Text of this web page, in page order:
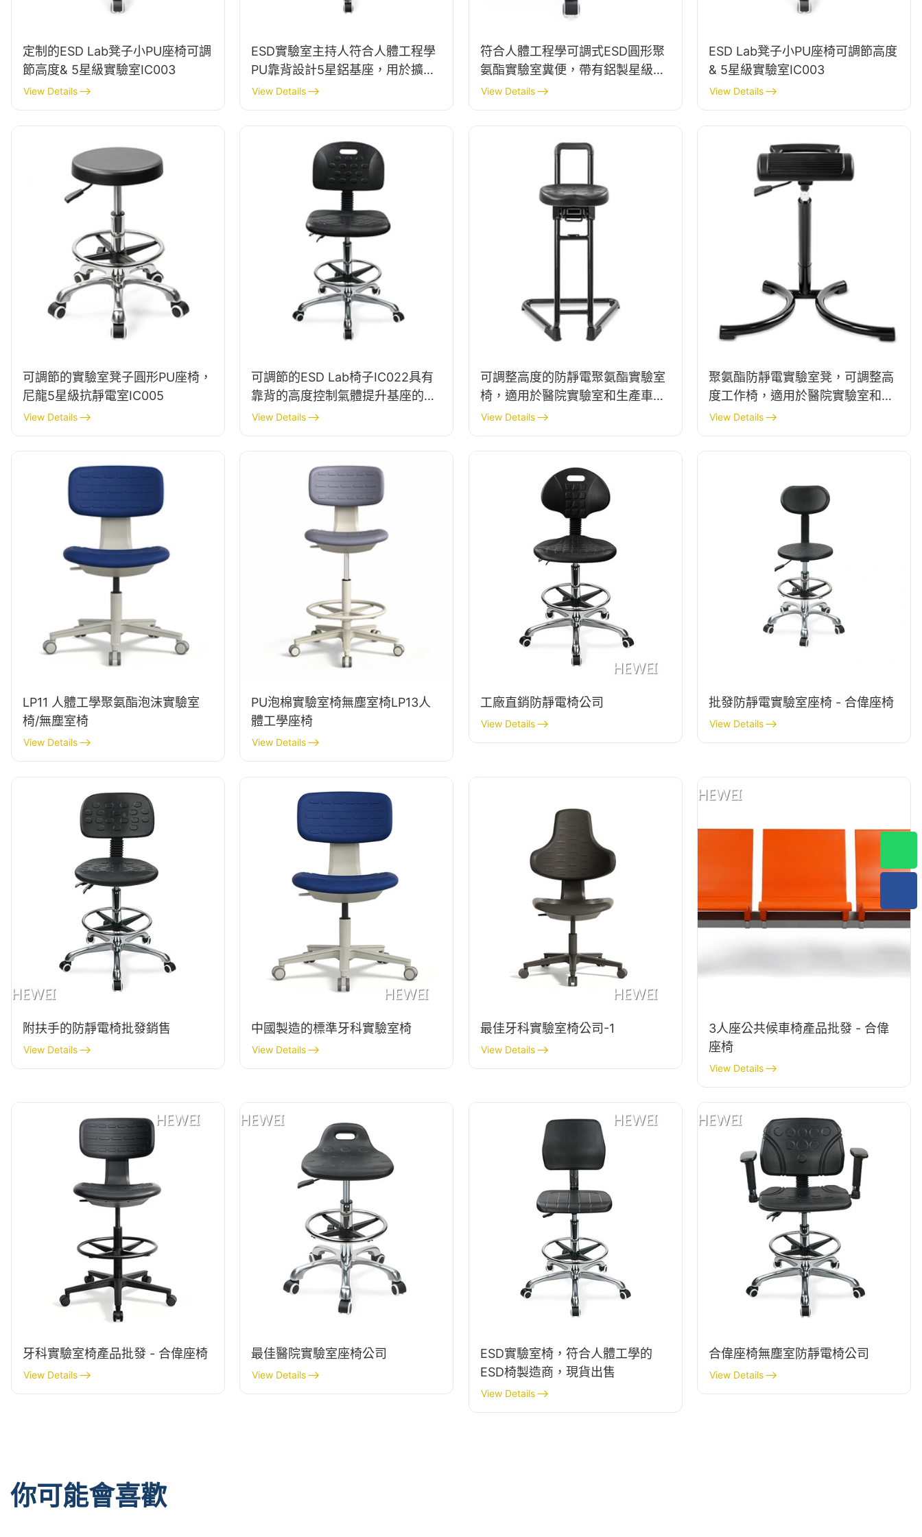
定制的ESD Lab凳子小PU座椅可調
節高度& 5星級實驗室IC003
View Details
ESD實驗室主持人符合人體工程學
PU靠背設計5星鋁基座，用於擴展
實驗室工作
View Details
符合人體工程學可調式ESD圓形聚
氨酯實驗室糞便，帶有鋁製星級
IC002
View Details
ESD Lab凳子小PU座椅可調節高度
& 5星級實驗室IC003
View Details
可調節的實驗室凳子圓形PU座椅，
尼龍5星級抗靜電室IC005
View Details
可調節的ESD Lab椅子IC022具有
靠背的高度控制氣體提升基座的靜
態敏感環境的選項
View Details
可調整高度的防靜電聚氨酯實驗室
椅，適用於醫院實驗室和生產車間
IC178
View Details
聚氨酯防靜電實驗室凳，可調整高
度工作椅，適用於醫院實驗室和生
產車間 IC179
View Details
LP11 人體工學聚氨酯泡沫實驗室
椅/無塵室椅
View Details
PU泡棉實驗室椅無塵室椅LP13人
體工學座椅
View Details
工廠直銷防靜電椅公司
View Details
批發防靜電實驗室座椅 - 合偉座椅
View Details
附扶手的防靜電椅批發銷售
View Details
中國製造的標準牙科實驗室椅
View Details
最佳牙科實驗室椅公司-1
View Details
3人座公共候車椅產品批發 - 合偉
座椅
View Details
牙科實驗室椅產品批發 - 合偉座椅
View Details
最佳醫院實驗室座椅公司
View Details
ESD實驗室椅，符合人體工學的
ESD椅製造商，現貨出售
View Details
合偉座椅無塵室防靜電椅公司
View Details
你可能會喜歡